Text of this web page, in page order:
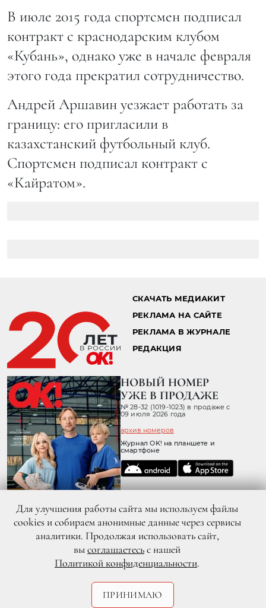
В июле 2015 года спортсмен подписал
контракт с краснодарским клубом
«Кубань», однако уже в начале февраля
этого года прекратил сотрудничество.
Андрей Аршавин уезжает работать за
границу: его пригласили в
казахстанский футбольный клуб.
Спортсмен подписал контракт с
«Кайратом».
СКАЧАТЬ МЕДИАКИТ
РЕКЛАМА НА САЙТЕ
РЕКЛАМА В ЖУРНАЛЕ
РЕДАКЦИЯ
НОВЫЙ НОМЕР
УЖЕ В ПРОДАЖЕ
№ 28-32 (1019-1023) в продаже с
09 июля 2026 года
архив номеров
Журнал OK! на планшете и
смартфоне
© 2026 ООО «ХИТ ТВ» Все права защищены. 16+
Согласие пользователя сайта на обработку персональных данных
Для улучшения работы сайта мы используем файлы
cookies и собираем анонимные данные через сервисы
аналитики. Продолжая использовать сайт,
высоглашаетесьс нашей
Политикой конфиденциальности.
ПРИНИМАЮ